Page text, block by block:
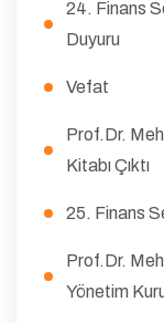
24. Finans
Duyuru
Vefat
Prof.Dr.
Kitabı Çıktı
25. Finans
Prof.Dr.
Yönetim